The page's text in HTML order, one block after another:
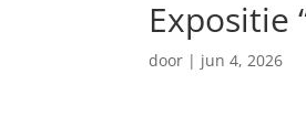
Expositie
door | jun 4, 2026